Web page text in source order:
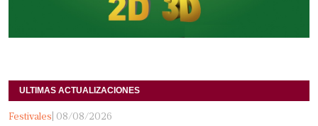
ULTIMAS ACTUALIZACIONES
Festivales | 08/08/2026